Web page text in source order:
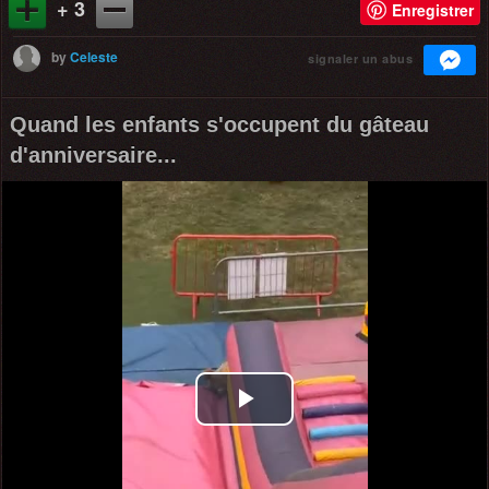
+ 3 Enregistrer
byCeleste signaler un abus
Quand les enfants s'occupent du gâteau
d'anniversaire...
Play
Video